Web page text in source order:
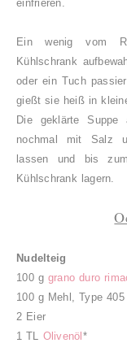
einfrieren.
Ein wenig vom
Kühlschrank
oder ein Tuch
gießt sie heiß in
Die geklärte
nochmal mit Salz
lassen und bis
Kühlschrank lagern.
Nudelteig
100 g grano duro
100 g Mehl, Type 405
2 Eier
1 TL Olivenöl *